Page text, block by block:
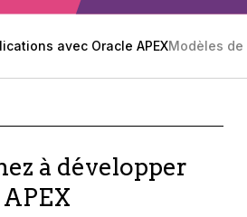
avec Oracle APEXModèles de
à développer